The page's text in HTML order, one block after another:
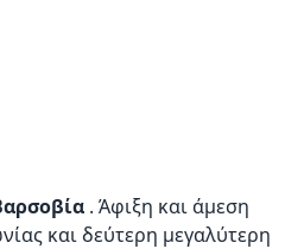
. Άφιξη και άμεση
και δεύτερη μεγαλύτερη